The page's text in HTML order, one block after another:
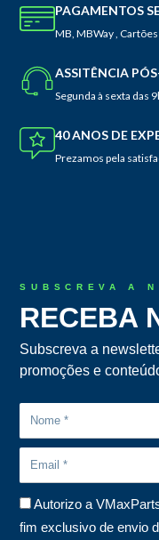
PAGAMENTOS
MB, MBWay ,
ASSITÊNCIA
Segunda à sexta das
40 ANOS DE
Prezamos pela
SUBSCREVA A
RECEBA
Subscreva a
promoções e
Autorizo a
fim exclusivo de envio